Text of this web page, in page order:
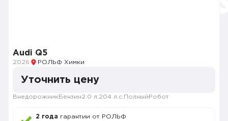
Audi Q5
2026 РОЛЬФ Химки
Уточнить цену
Внедорожник Бензин2.0 л. 204 л.с. Полный Робот
2 года гарантии от РОЛЬФ